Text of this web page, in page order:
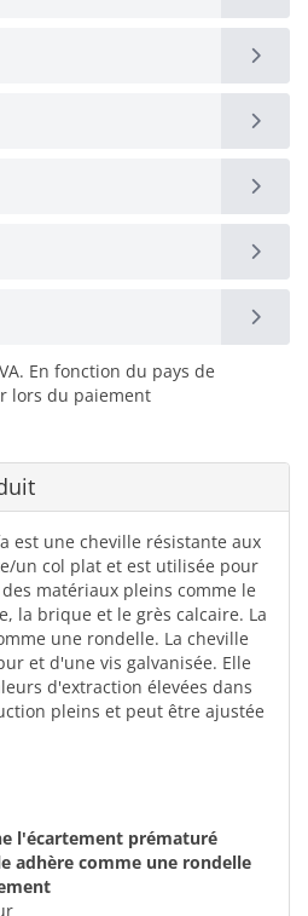
En fonction du pays de
lors du paiement
est une cheville résistante aux
un col plat et est utilisée pour
matériaux pleins comme le
la brique et le grès calcaire. La
une rondelle. La cheville
et d'une vis galvanisée. Elle
d'extraction élevées dans
pleins et peut être ajustée
l'écartement prématuré
adhère comme une rondelle